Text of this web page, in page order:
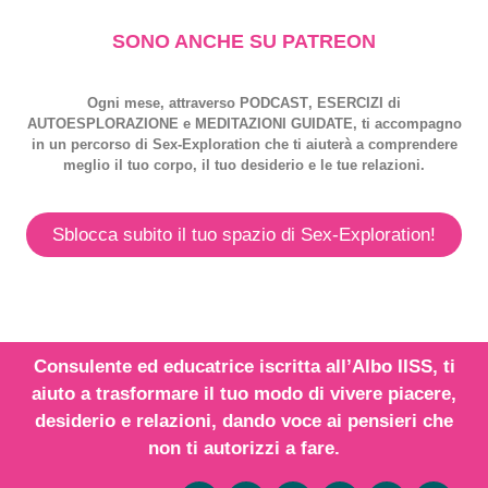
SONO ANCHE SU PATREON
Ogni mese, attraverso PODCAST, ESERCIZI di
AUTOESPLORAZIONE e MEDITAZIONI GUIDATE, ti accompagno
in un percorso di Sex-Exploration che ti aiuterà a comprendere
meglio il tuo corpo, il tuo desiderio e le tue relazioni.
Sblocca subito il tuo spazio di Sex-Exploration!
Consulente ed educatrice iscritta all’Albo IISS, ti
aiuto a trasformare il tuo modo di vivere piacere,
desiderio e relazioni, dando voce ai pensieri che
non ti autorizzi a fare.